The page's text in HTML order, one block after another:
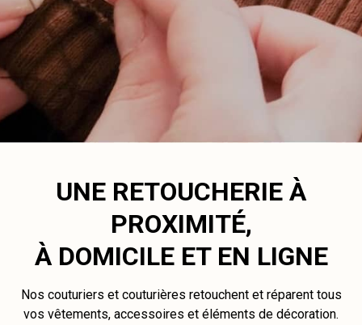
UNE RETOUCHERIE À
PROXIMITÉ,
À DOMICILE ET EN LIGNE
Nos couturiers et couturières retouchent et réparent tous
vos vêtements, accessoires et éléments de décoration.